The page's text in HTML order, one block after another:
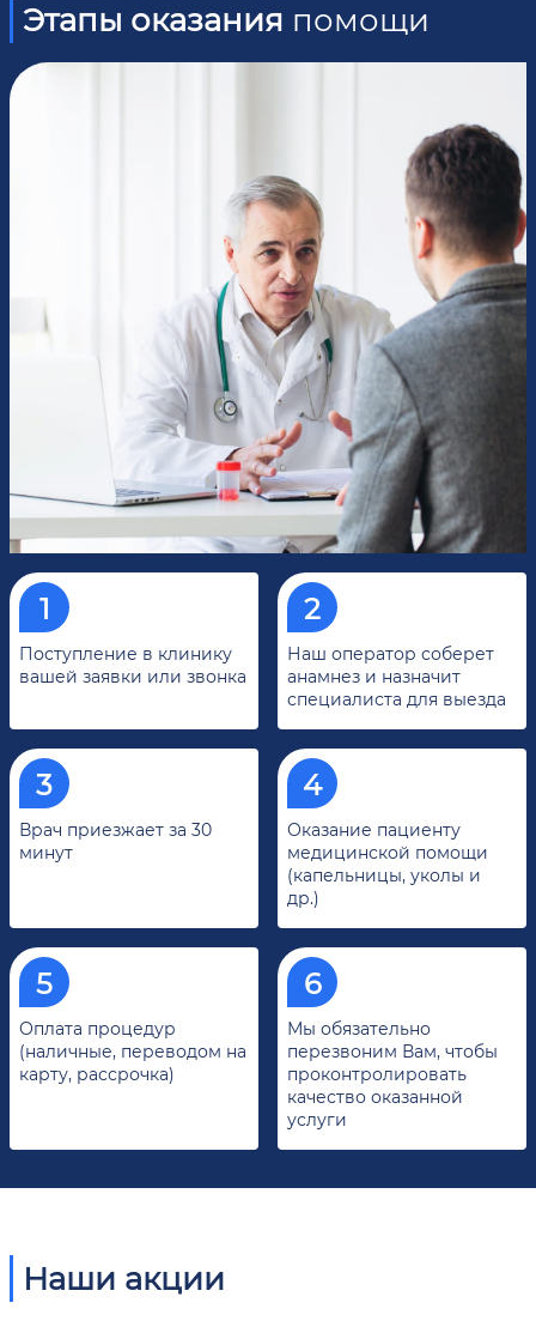
Этапы оказания помощи
Поступление в клинику
вашей заявки или звонка
Наш оператор соберет
анамнез и назначит
специалиста для выезда
Врач приезжает за 30
минут
Оказание пациенту
медицинской помощи
(капельницы, уколы и
др.)
Оплата процедур
(наличные, переводом на
карту, рассрочка)
Мы обязательно
перезвоним Вам, чтобы
проконтролировать
качество оказанной
услуги
Наши акции